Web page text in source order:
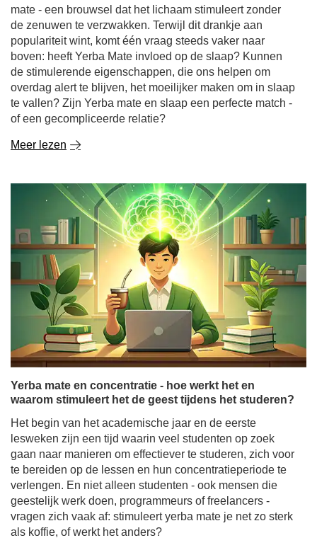
mate - een brouwsel dat het lichaam stimuleert zonder
de zenuwen te verzwakken. Terwijl dit drankje aan
populariteit wint, komt één vraag steeds vaker naar
boven: heeft Yerba Mate invloed op de slaap? Kunnen
de stimulerende eigenschappen, die ons helpen om
overdag alert te blijven, het moeilijker maken om in slaap
te vallen? Zijn Yerba mate en slaap een perfecte match -
of een gecompliceerde relatie?
Meer lezen
Yerba mate en concentratie - hoe werkt het en
waarom stimuleert het de geest tijdens het studeren?
Het begin van het academische jaar en de eerste
lesweken zijn een tijd waarin veel studenten op zoek
gaan naar manieren om effectiever te studeren, zich voor
te bereiden op de lessen en hun concentratieperiode te
verlengen. En niet alleen studenten - ook mensen die
geestelijk werk doen, programmeurs of freelancers -
vragen zich vaak af: stimuleert yerba mate je net zo sterk
als koffie, of werkt het anders?